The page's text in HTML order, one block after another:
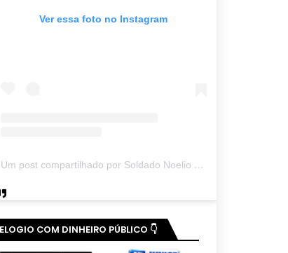
Ver essa foto no Instagram
Um post compartilhado por Soldado Noelio (@soldadonoelio)
ELOGIO COM DINHEIRO PÚBLICO 👇